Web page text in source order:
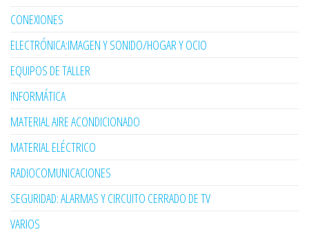
CONEXIONES
ELECTRÓNICA:IMAGEN Y SONIDO/HOGAR Y OCIO
EQUIPOS DE TALLER
INFORMÁTICA
MATERIAL AIRE ACONDICIONADO
MATERIAL ELÉCTRICO
RADIOCOMUNICACIONES
SEGURIDAD: ALARMAS Y CIRCUITO CERRADO DE TV
VARIOS